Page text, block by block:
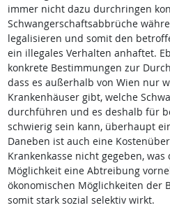
immer nicht dazu durchringen
Schwangerschaftsabbrüche
legalisieren und somit den
ein illegales Verhalten anhaftet.
konkrete Bestimmungen zur
dass es außerhalb von Wien nur
Krankenhäuser gibt, welche
durchführen und es deshalb für
schwierig sein kann, überhaupt
Daneben ist auch eine
Krankenkasse nicht gegeben,
Möglichkeit eine Abtreibung
ökonomischen Möglichkeiten der
somit stark sozial selektiv wirkt.